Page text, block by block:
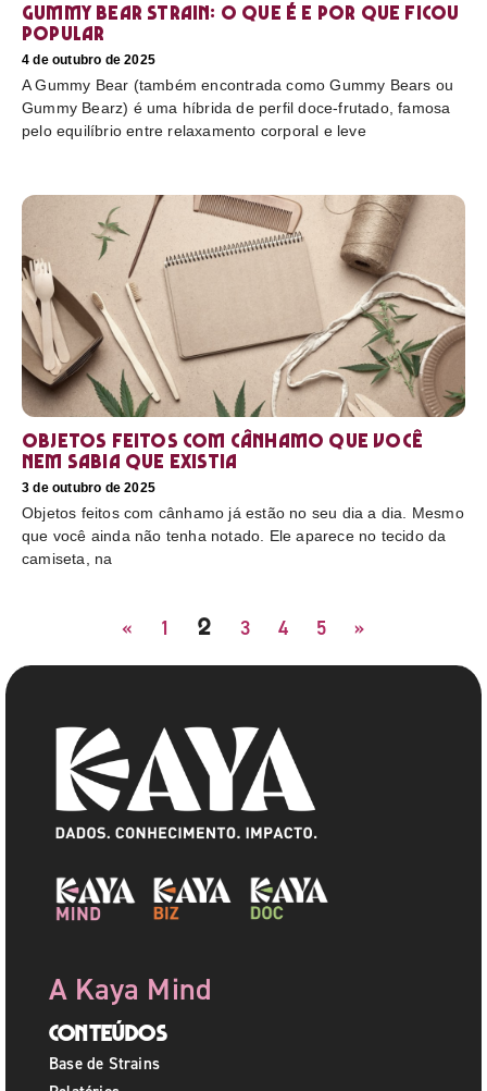
Gummy Bear Strain: o que é e por que ficou
popular
4 de outubro de 2025
A Gummy Bear (também encontrada como Gummy Bears ou
Gummy Bearz) é uma híbrida de perfil doce-frutado, famosa
pelo equilíbrio entre relaxamento corporal e leve
Objetos feitos com cânhamo que você
nem sabia que existia
3 de outubro de 2025
Objetos feitos com cânhamo já estão no seu dia a dia. Mesmo
que você ainda não tenha notado. Ele aparece no tecido da
camiseta, na
« 1 2 3 4 5 »
A Kaya Mind
Conteúdos
Base de Strains